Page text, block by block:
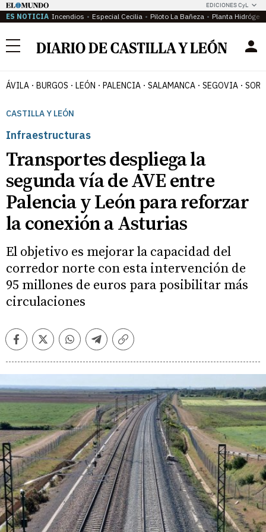
EDICIONES CyL
ES NOTICIA Incendios Especial Cecilia Piloto La Bañeza Planta
Menú
ÁVILA BURGOS LEÓN PALENCIA SALAMANCA SEGOVIA
CASTILLA Y LEÓN
Infraestructuras
Transportes despliega la
segunda vía de AVE entre
Palencia y León para reforzar
la conexión a Asturias
El objetivo es mejorar la capacidad del
corredor norte con esta intervención de
95 millones de euros para posibilitar más
circulaciones
FacebookTwitterWhatsappTelegramCopiar